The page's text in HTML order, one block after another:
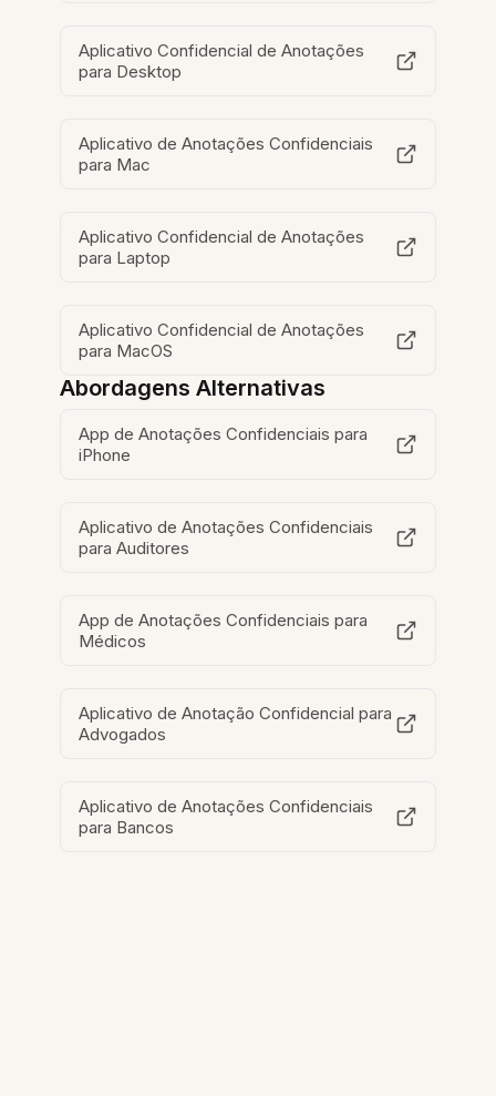
Aplicativo Confidencial de Anotações
para Desktop
Aplicativo de Anotações Confidenciais
para Mac
Aplicativo Confidencial de Anotações
para Laptop
Aplicativo Confidencial de Anotações
para MacOS
Abordagens Alternativas
App de Anotações Confidenciais para
iPhone
Aplicativo de Anotações Confidenciais
para Auditores
App de Anotações Confidenciais para
Médicos
Aplicativo de Anotação Confidencial para
Advogados
Aplicativo de Anotações Confidenciais
para Bancos